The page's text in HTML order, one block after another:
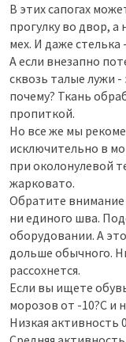
В этих сапогах
прогулку во двор,
мех. И даже стелька
А если внезапно
сквозь талые лужи -
почему? Ткань
пропиткой.
Но все же мы
исключительно в
при околонулевой
жарковато.
Обратите внимание
ни единого шва.
оборудовании. А
дольше обычного.
рассохнется.
Если вы ищете
морозов от -10?С и
Низкая активность